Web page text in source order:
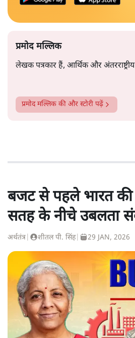
प्रमोद मल्लिक
लेखक पत्रकार हैं, आर्थिक और
प्रमोद मल्लिक की और स्टोरी पढ़ें
बजट से पहले भारत की
सतह के नीचे उबलता
अर्थतंत्र शीतल पी. सिंह| 29 JAN, 2026